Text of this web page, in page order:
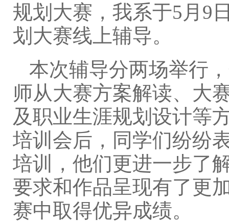
规划大赛，我系于5月9
划大赛线上辅导。
本次辅导分两场举行
师从大赛方案解读、大
及职业生涯规划设计等
培训会后，同学们纷纷
培训，他们更进一步了
要求和作品呈现有了更
赛中取得优异成绩。